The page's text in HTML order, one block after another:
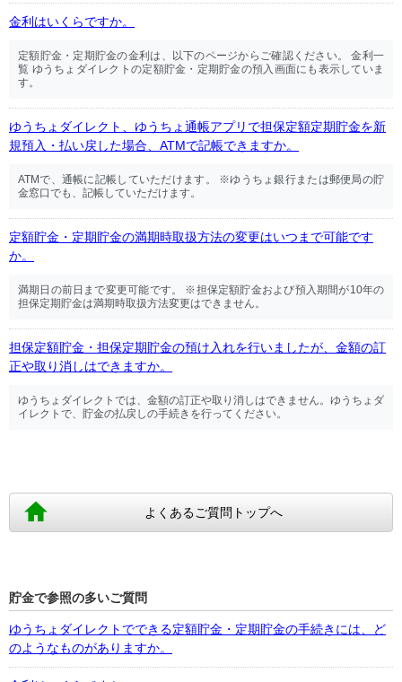
金利はいくらですか。
定額貯金・定期貯金の金利は、以下のページからご確認ください。 金利一
覧 ゆうちょダイレクトの定額貯金・定期貯金の預入画面にも表示していま
す。
ゆうちょダイレクト、ゆうちょ通帳アプリで担保定額定期貯金を新
規預入・払い戻した場合、ATMで記帳できますか。
ATMで、通帳に記帳していただけます。 ※ゆうちょ銀行または郵便局の貯
金窓口でも、記帳していただけます。
定額貯金・定期貯金の満期時取扱方法の変更はいつまで可能です
か。
満期日の前日まで変更可能です。 ※担保定額貯金および預入期間が10年の
担保定期貯金は満期時取扱方法変更はできません。
担保定額貯金・担保定期貯金の預け入れを行いましたが、金額の訂
正や取り消しはできますか。
ゆうちょダイレクトでは、金額の訂正や取り消しはできません。ゆうちょダ
イレクトで、貯金の払戻しの手続きを行ってください。
よくあるご質問トップへ
貯金で参照の多いご質問
ゆうちょダイレクトでできる定額貯金・定期貯金の手続きには、ど
のようなものがありますか。